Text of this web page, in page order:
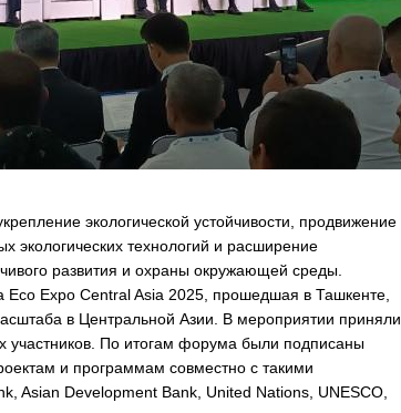
экологической устойчивости, продвижение
экологических технологий и расширение
развития и охраны окружающей среды.
Eco Expo Central Asia 2025, прошедшая в Ташкенте,
в Центральной Азии. В мероприятии приняли
участников. По итогам форума были подписаны
и программам совместно с такими
Asian Development Bank, United Nations, UNESCO,